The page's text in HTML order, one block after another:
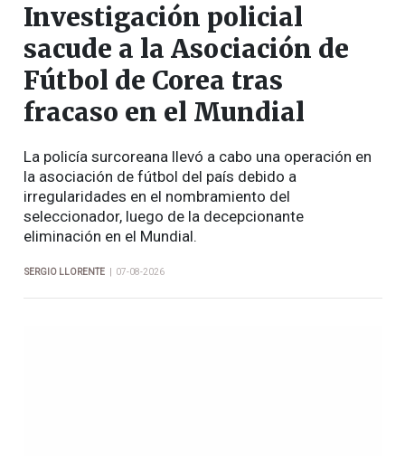
Investigación policial
sacude a la Asociación de
Fútbol de Corea tras
fracaso en el Mundial
La policía surcoreana llevó a cabo una operación en
la asociación de fútbol del país debido a
irregularidades en el nombramiento del
seleccionador, luego de la decepcionante
eliminación en el Mundial.
SERGIO LLORENTE | 07-08-2026